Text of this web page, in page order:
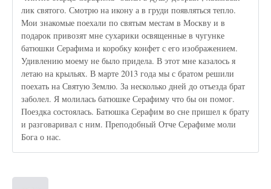
лик святого. Смотрю на икону а в груди появляться тепло.
Мои знакомые поехали по святым местам в Москву и в
подарок привозят мне сухарики освященные в чугунке
батюшки Серафима и коробку конфет с его изображением.
Удивлению моему не было придела. В этот мне казалось я
летаю на крыльях. В марте 2013 года мы с братом решили
поехать на Святую Землю. За несколько дней до отъезда брат
заболел. Я молилась батюшке Серафиму что бы он помог.
Поездка состоялась. Батюшка Серафим во сне пришел к брату
и разговаривал с ним. Преподобный Отче Серафиме моли
Бога о нас.